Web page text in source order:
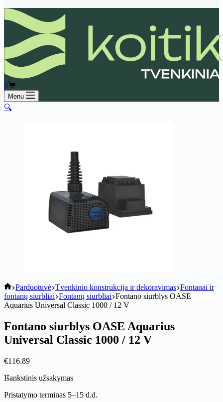
Shopping
cart
0
Menu
🔍
koitik
Parduotuvė Tvenkinio konstrukcija ir dekoravimas Fontanai ir
fontanų siurbliai Fontanų siurbliai Fontano siurblys OASE
Aquarius Universal Classic 1000 / 12 V
Fontano siurblys OASE Aquarius
Universal Classic 1000 / 12 V
€116.89
Išankstinis užsakymas
Pristatymo terminas 5–15 d.d.